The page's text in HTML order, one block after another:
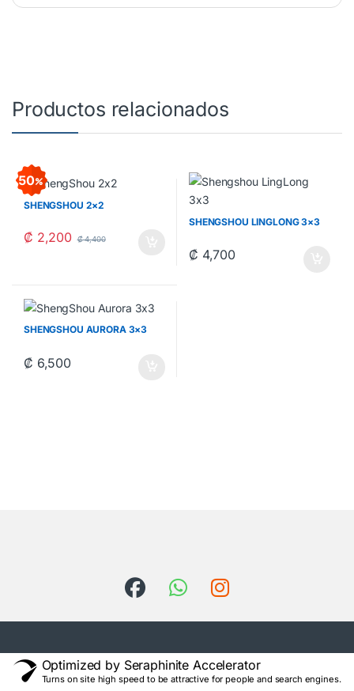
Productos relacionados
50
SHENGSHOU 2×2
₡ 2,200 ₡4,400
SHENGSHOU LINGLONG 3×3
₡ 4,700
SHENGSHOU AURORA 3×3
₡ 6,500
Optimized by Seraphinite Accelerator
Turns on site high speed to be attractive for people and search engines.